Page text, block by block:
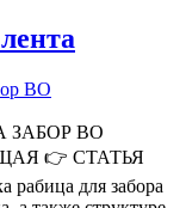
ВО
ЗАБОР ВО
👉 СТАТЬЯ
рабица для забора